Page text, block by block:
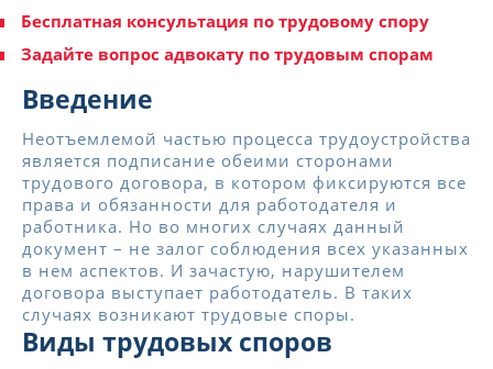
Бесплатная консультация по трудовому спору
Задайте вопрос адвокату по трудовым спорам
Введение
Неотъемлемой частью процесса трудоустройства
является подписание обеими сторонами
трудового договора, в котором фиксируются все
права и обязанности для работодателя и
работника. Но во многих случаях данный
документ – не залог соблюдения всех указанных
в нем аспектов. И зачастую, нарушителем
договора выступает работодатель. В таких
случаях возникают трудовые споры.
Виды трудовых споров